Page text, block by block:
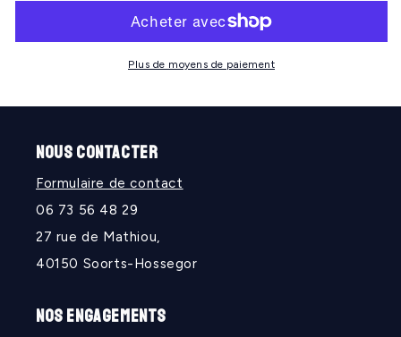
Plus de moyens de paiement
NOUS CONTACTER
Formulaire de contact
06 73 56 48 29
27 rue de Mathiou,
40150 Soorts-Hossegor
NOS ENGAGEMENTS